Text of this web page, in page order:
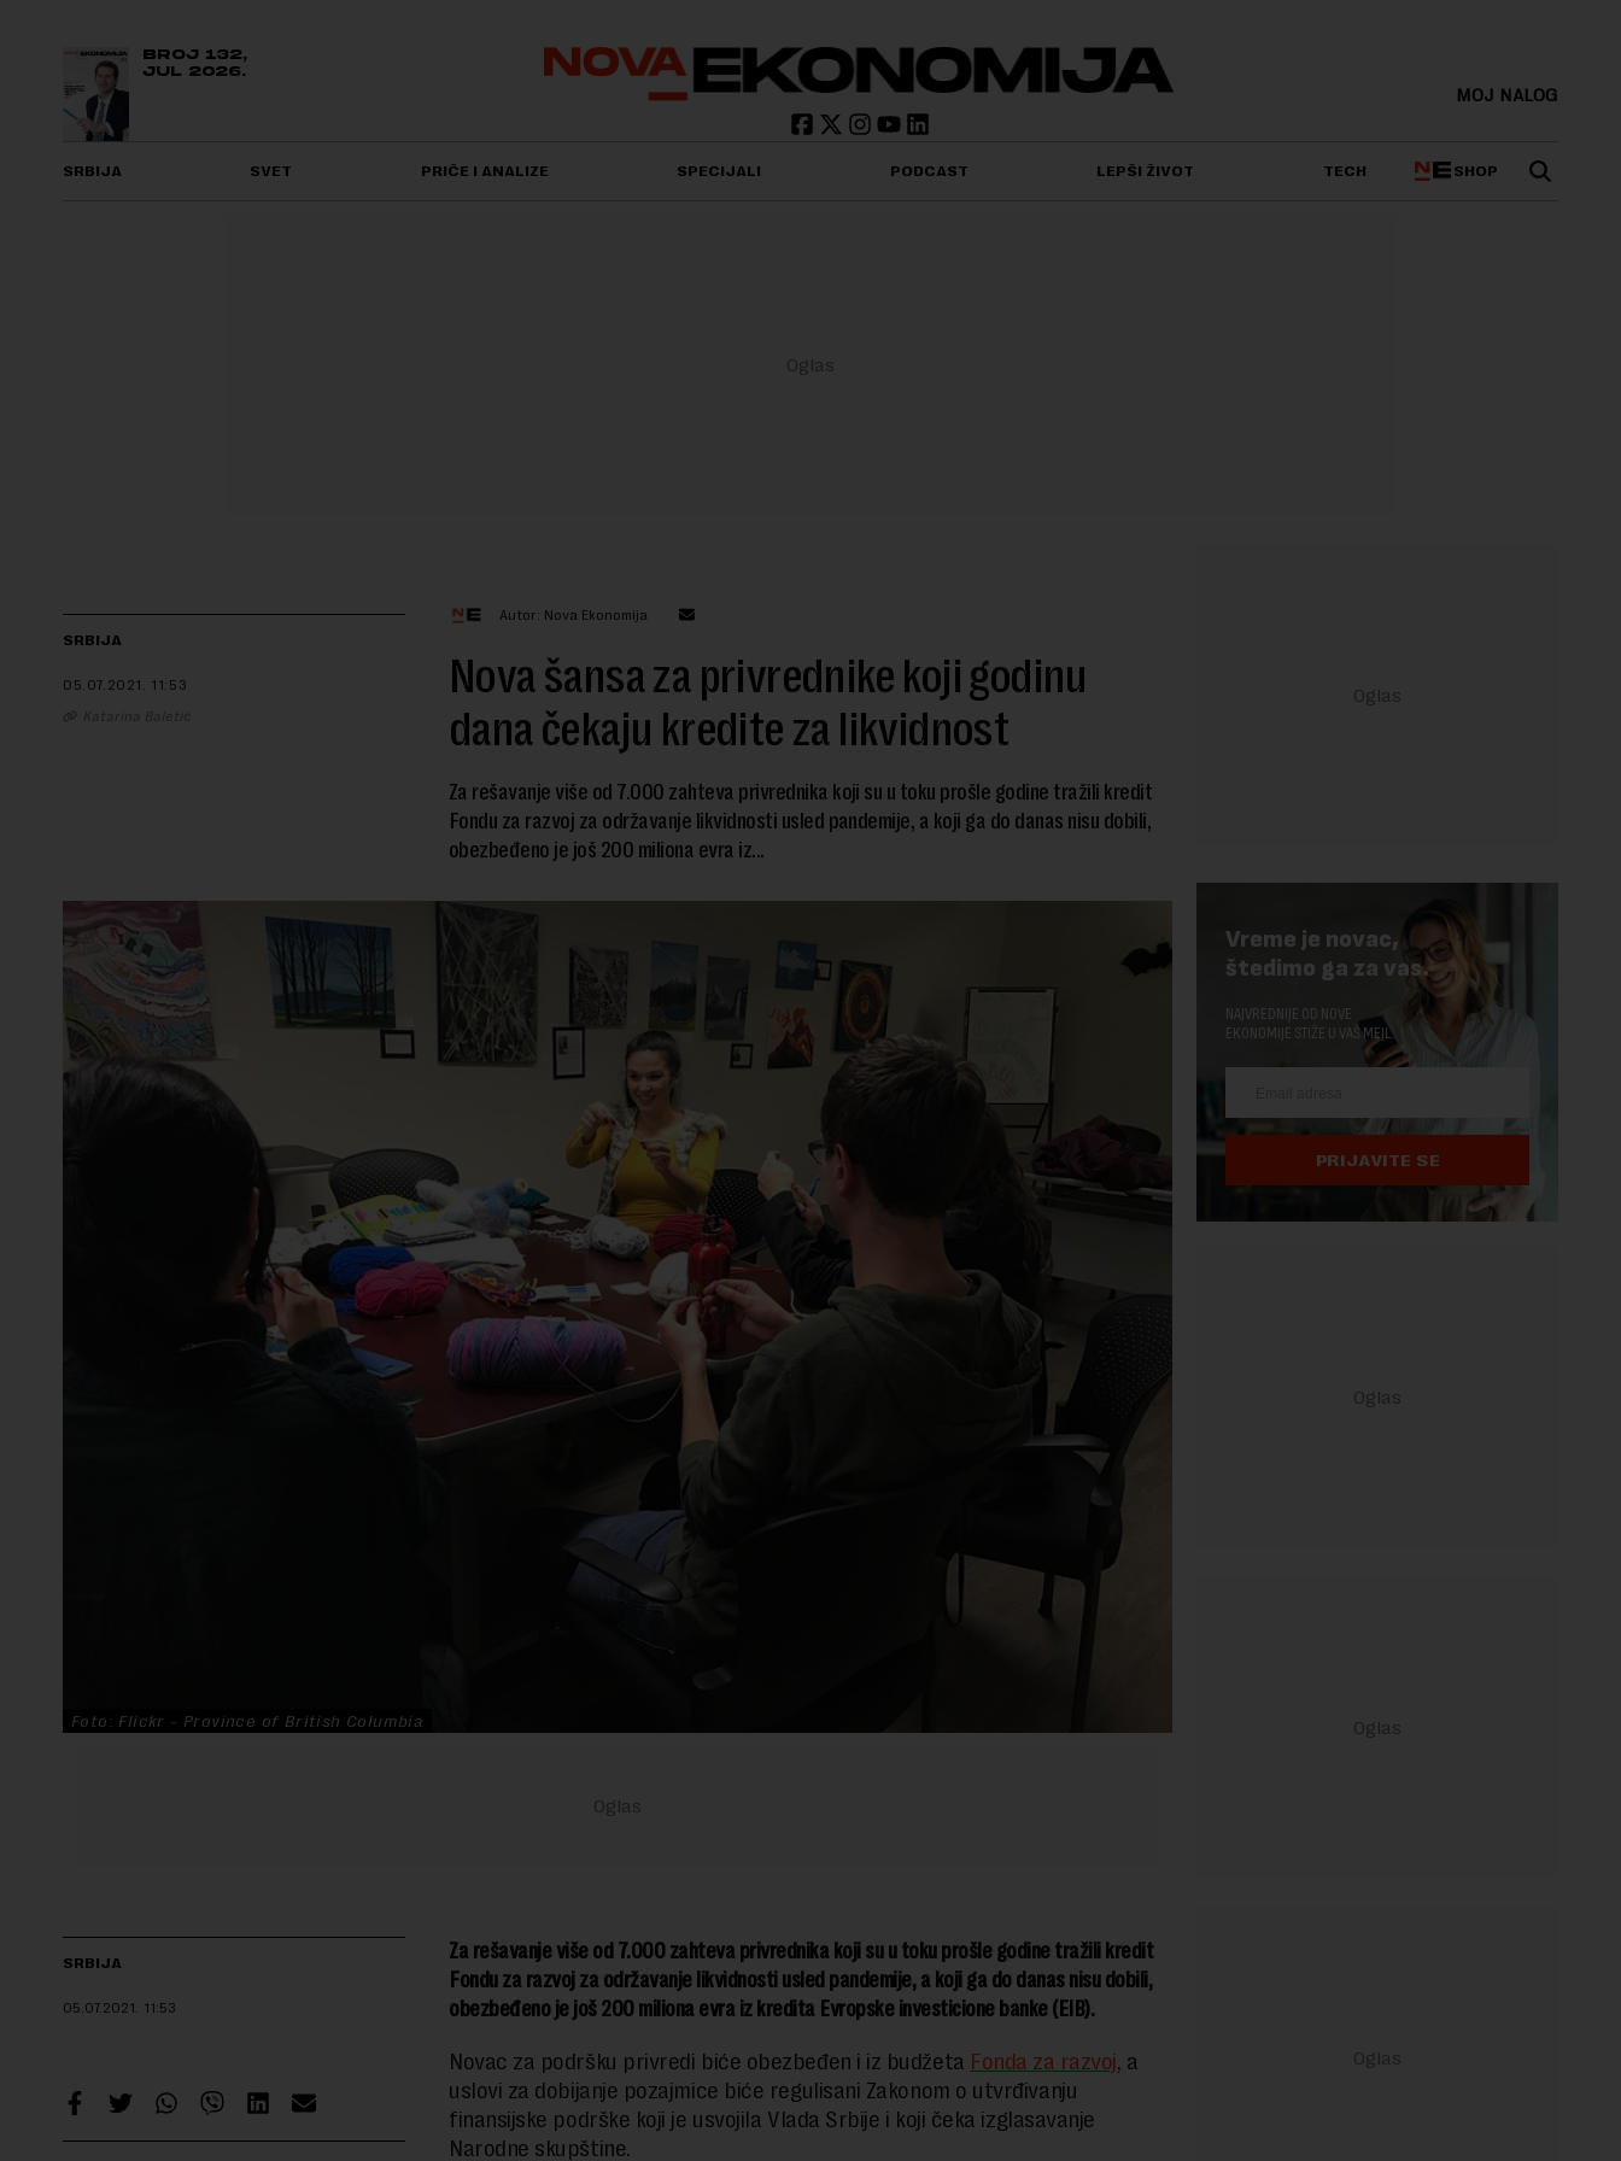
BROJ 132,
JUL 2026.
MOJ NALOG
SRBIJA SVET PRIČE I ANALIZE SPECIJALI PODCAST LEPŠI ŽIVOT TECH SHOP
SRBIJA
05.07.2021. 11:53
Katarina Baletić
Autor: Nova Ekonomija
Nova šansa za privrednike koji godinu
dana čekaju kredite za likvidnost
Za rešavanje više od 7.000 zahteva privrednika koji su u toku prošle godine tražili kredit
Fondu za razvoj za održavanje likvidnosti usled pandemije, a koji ga do danas nisu dobili,
obezbeđeno je još 200 miliona evra iz...
Foto: Flickr - Province of British Columbia
SRBIJA
05.07.2021. 11:53
Za rešavanje više od 7.000 zahteva privrednika koji su u toku prošle godine tražili kredit
Fondu za razvoj za održavanje likvidnosti usled pandemije, a koji ga do danas nisu dobili,
obezbeđeno je još 200 miliona evra iz kredita Evropske investicione banke (EIB).
Novac za podršku privredi biće obezbeđen i iz budžeta Fonda za razvoj, a
uslovi za dobijanje pozajmice biće regulisani Zakonom o utvrđivanju
finansijske podrške koji je usvojila Vlada Srbije i koji čeka izglasavanje
Narodne skupštine.
Vreme je novac,
štedimo ga za vas.
NAJVREDNIJE OD NOVE
EKONOMIJE STIŽE U VAŠ MEJL.
PRIJAVITE SE